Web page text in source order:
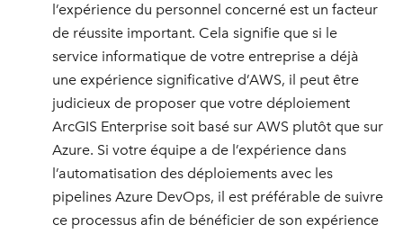
l’expérience du personnel concerné est un facteur
de réussite important. Cela signifie que si le
service informatique de votre entreprise a déjà
une expérience significative d’AWS, il peut être
judicieux de proposer que votre déploiement
ArcGIS Enterprise soit basé sur AWS plutôt que sur
Azure. Si votre équipe a de l’expérience dans
l’automatisation des déploiements avec les
pipelines Azure DevOps, il est préférable de suivre
ce processus afin de bénéficier de son expérience